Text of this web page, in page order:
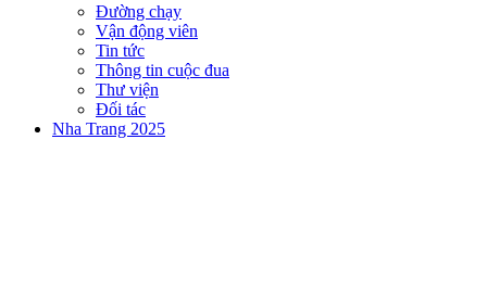
Đường chạy
Vận động viên
Tin tức
Thông tin cuộc đua
Thư viện
Đối tác
Nha Trang 2025